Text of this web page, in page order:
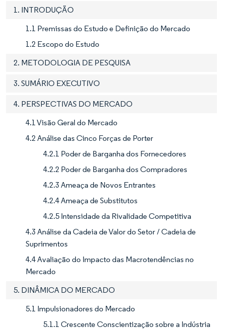
1. INTRODUÇÃO
1.1 Premissas do Estudo e Definição do Mercado
1.2 Escopo do Estudo
2. METODOLOGIA DE PESQUISA
3. SUMÁRIO EXECUTIVO
4. PERSPECTIVAS DO MERCADO
4.1 Visão Geral do Mercado
4.2 Análise das Cinco Forças de Porter
4.2.1 Poder de Barganha dos Fornecedores
4.2.2 Poder de Barganha dos Compradores
4.2.3 Ameaça de Novos Entrantes
4.2.4 Ameaça de Substitutos
4.2.5 Intensidade da Rivalidade Competitiva
4.3 Análise da Cadeia de Valor do Setor / Cadeia de
Suprimentos
4.4 Avaliação do Impacto das Macrotendências no
Mercado
5. DINÂMICA DO MERCADO
5.1 Impulsionadores do Mercado
5.1.1 Crescente Conscientização sobre a Indústria